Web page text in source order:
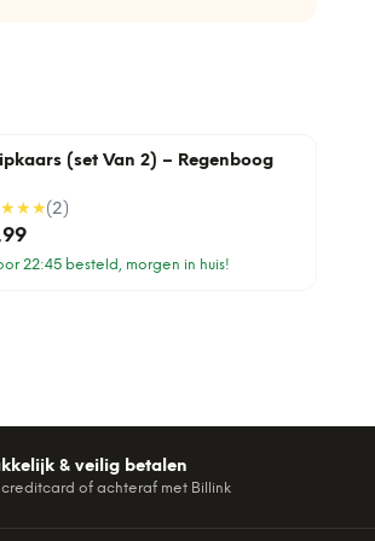
(set Van 2) – Regenboog
(2 )
22:45 besteld, morgen in huis!
& veilig betalen
creditcard of achteraf met Billink